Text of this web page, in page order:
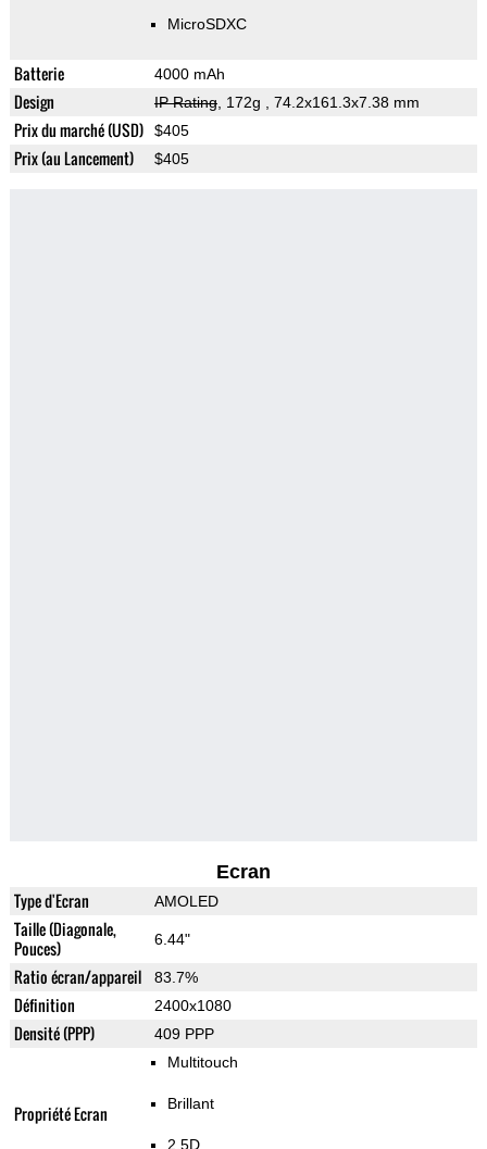
MicroSDXC
Batterie 4000 mAh
Design IP Rating, 172g , 74.2x161.3x7.38 mm
Prix du marché (USD) $405
Prix (au Lancement) $405
Ecran
Type d'Ecran AMOLED
Taille (Diagonale,
Pouces)
6.44"
Ratio écran/appareil 83.7%
Définition 2400x1080
Densité (PPP) 409 PPP
Propriété Ecran
Multitouch
Brillant
2.5D